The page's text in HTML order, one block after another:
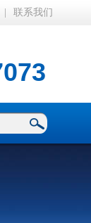
联系我们